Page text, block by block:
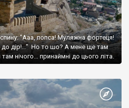
"Ааа, попса! Муляжна фортеця!
до дір!..." Но то шо? А мене ще там
нічого... принаймні до цього літа.